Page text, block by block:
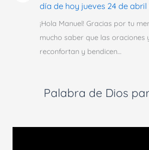
día de hoy jueves 24 de abril
¡Hola Manuel! Gracias por tu
mucho saber que las oraciones
reconfortan y bendicen…
Palabra de Dios